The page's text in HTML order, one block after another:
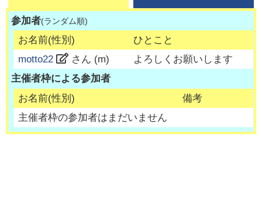
参加者(ランダム順)
お名前(性別)
ひとこと
motto22
さん (m)
よろしくお願いします
主催者枠による参加者
お名前(性別)
備考
主催者枠の参加者はまだいません